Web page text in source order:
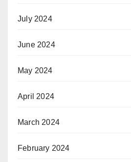
July 2024
June 2024
May 2024
April 2024
March 2024
February 2024